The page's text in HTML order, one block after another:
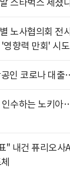
스타벅스 제쳤
노사협의회 전
영향력 만회' 시도
인 코로나 대
인수하는 노키
" 내건 퓨리오